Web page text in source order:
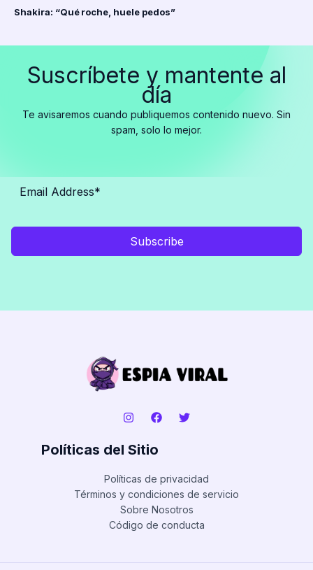
Shakira: “Qué roche, huele pedos”
Suscríbete y mantente al
día
Te avisaremos cuando publiquemos contenido nuevo. Sin
spam, solo lo mejor.
Subscribe
Políticas del Sitio
Políticas de privacidad
Términos y condiciones de servicio
Sobre Nosotros
Código de conducta